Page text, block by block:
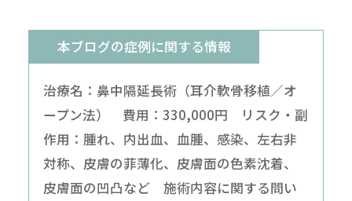
本ブログの症例に関する情報
治療名：鼻中隔延長術（耳介軟骨移植／オ
ープン法） 費用：330,000円 リスク・副
作用：腫れ、内出血、血腫、感染、左右非
対称、皮膚の菲薄化、皮膚面の色素沈着、
皮膚面の凹凸など 施術内容に関する問い